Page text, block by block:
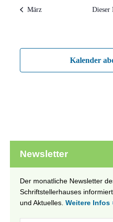
März Dieser
Kalender
Newsletter
Der monatliche Newsletter
Schriftstellerhauses
und Aktuelles. Weitere Infos